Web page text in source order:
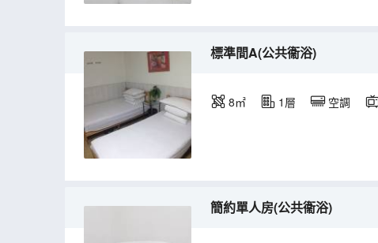
標準間A(公共衞浴)
8㎡ 1層 空調
簡約單人房(公共衞浴)